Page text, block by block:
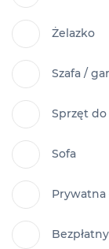
Żelazko
Szafa /
Sprzęt
Sofa
Prywatna